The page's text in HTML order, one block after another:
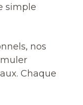
simple
nos
Chaque